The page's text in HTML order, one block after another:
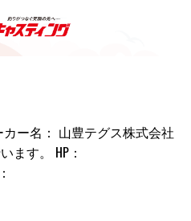
ー名： 山豊テグス株式会社
ます。 HP：